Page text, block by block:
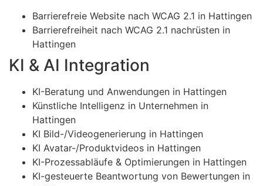
Barrierefreie Website nach WCAG 2.1 in Hattingen
Barrierefreiheit nach WCAG 2.1 nachrüsten in
Hattingen
KI & AI Integration
KI-Beratung und Anwendungen in Hattingen
Künstliche Intelligenz in Unternehmen in
Hattingen
KI Bild-/Videogenerierung in Hattingen
KI Avatar-/Produktvideos in Hattingen
KI-Prozessabläufe & Optimierungen in Hattingen
KI-gesteuerte Beantwortung von Bewertungen in